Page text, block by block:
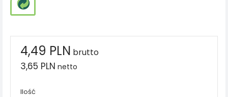
4,49 PLN brutto
3,65 PLN netto
Ilość